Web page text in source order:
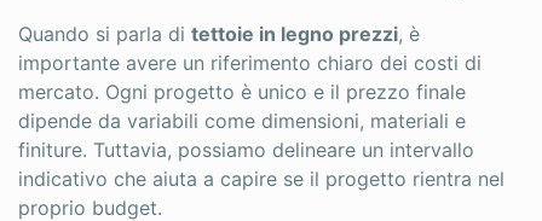
Quando si parla di tettoie in legno prezzi, è
importante avere un riferimento chiaro dei costi di
mercato. Ogni progetto è unico e il prezzo finale
dipende da variabili come dimensioni, materiali e
finiture. Tuttavia, possiamo delineare un intervallo
indicativo che aiuta a capire se il progetto rientra nel
proprio budget.